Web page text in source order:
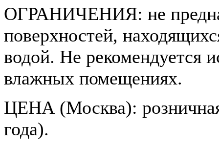
ОГРАНИЧЕНИЯ: не
поверхностей,
водой. Не рекомендуется
влажных помещениях.
ЦЕНА (Москва):
года).